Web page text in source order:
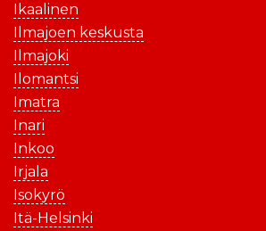
Ikaalinen
Ilmajoen keskusta
Ilmajoki
Ilomantsi
Imatra
Inari
Inkoo
Irjala
Isokyrö
Itä-Helsinki